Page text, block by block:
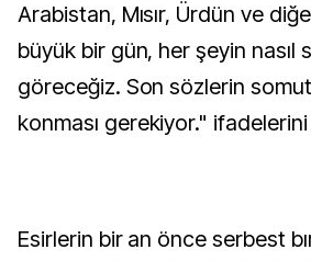
Arabistan, Mısır, Ürdün ve
büyük bir gün, her şeyin nasıl
göreceğiz. Son sözlerin
konması gerekiyor." ifadelerini
Esirlerin bir an önce serbest